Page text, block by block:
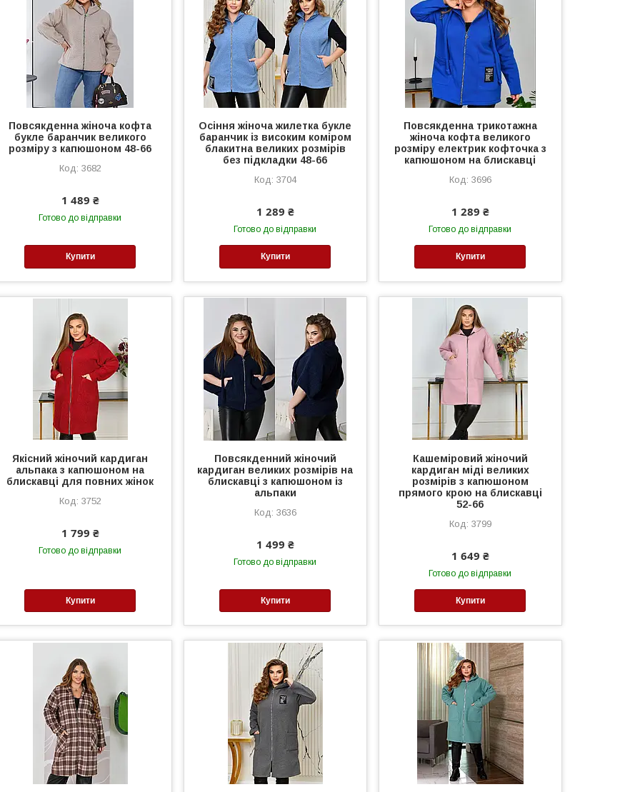
Повсякденна жіноча кофта
букле баранчик великого
розміру з капюшоном 48-66
3682
1 489 ₴
Готово до відправки
Купити
Осіння жіноча жилетка букле
баранчик із високим коміром
блакитна великих розмірів
без підкладки 48-66
3704
1 289 ₴
Готово до відправки
Купити
Повсякденна трикотажна
жіноча кофта великого
розміру електрик кофточка з
капюшоном на блискавці
3696
1 289 ₴
Готово до відправки
Купити
Якісний жіночий кардиган
альпака з капюшоном на
блискавці для повних жінок
3752
1 799 ₴
Готово до відправки
Купити
Повсякденний жіночий
кардиган великих розмірів на
блискавці з капюшоном із
альпаки
3636
1 499 ₴
Готово до відправки
Купити
Кашеміровий жіночий
кардиган міді великих
розмірів з капюшоном
прямого крою на блискавці
52-66
3799
1 649 ₴
Готово до відправки
Купити